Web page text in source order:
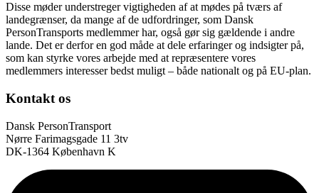
Disse møder understreger vigtigheden af at mødes på tværs af
landegrænser, da mange af de udfordringer, som Dansk
PersonTransports medlemmer har, også gør sig gældende i andre
lande. Det er derfor en god måde at dele erfaringer og indsigter på,
som kan styrke vores arbejde med at repræsentere vores
medlemmers interesser bedst muligt – både nationalt og på EU-plan.
Kontakt os
Dansk PersonTransport
Nørre Farimagsgade 11 3tv
DK-1364 København K